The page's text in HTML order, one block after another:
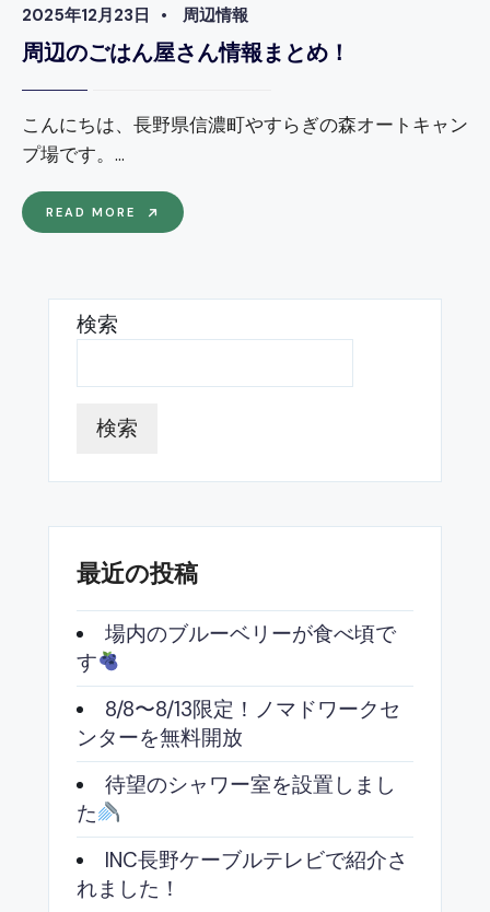
2025年12月23日 • 周辺情報
周辺のごはん屋さん情報まとめ！
こんにちは、長野県信濃町やすらぎの森オートキャン
プ場です。 ...
READ MORE
辺
情
検索
検索
最近の投稿
場内のブルーベリーが食べ頃で
す
8/8〜8/13限定！ノマドワークセ
ンターを無料開放
待望のシャワー室を設置しまし
た
INC長野ケーブルテレビで紹介さ
れました！